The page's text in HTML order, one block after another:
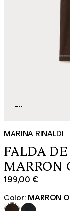
MARINA RINALDI
FALDA
MARRON
199,00 €
Precio
actual
199,00
Color: MARRON